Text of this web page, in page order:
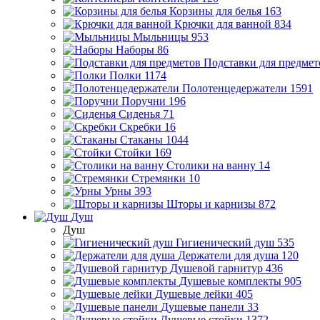
Корзины для белья 163
Крючки для ванной 834
Мыльницы 953
Наборы 86
Подставки для
Полки 1174
Полотенцедержатели 1591
Поручни 196
Сиденья 71
Скребки 16
Стаканы 1044
Стойки 169
Столики на ванну 14
Стремянки 10
Урны 393
Шторы и карнизы 872
Душ
Душ
Гигиенический душ 535
Держатели для душа 120
Душевой гарнитур 436
Душевые комплекты 905
Душевые лейки 405
Душевые панели 33